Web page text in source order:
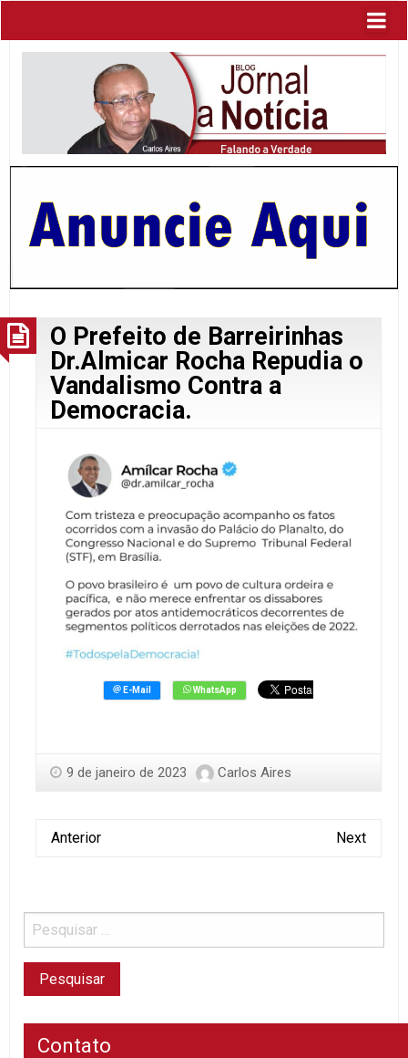
O Prefeito de Barreirinhas
Dr.Almicar Rocha Repudia o
Vandalismo Contra a
Democracia.
9 de janeiro de 2023 Carlos Aires
Anterior Next
Contato